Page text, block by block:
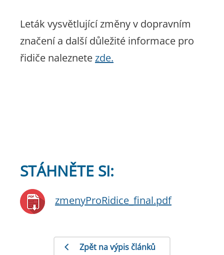
Leták vysvětlující změny v dopravním
značení a další důležité informace pro
řidiče naleznetezde.
STÁHNĚTE SI:
zmenyProRidice_final.pdf
Zpět na výpis článků